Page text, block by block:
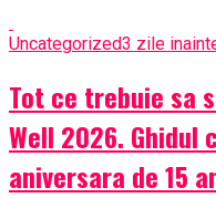
Uncategorized3 zile
Tot ce trebuie sa
Well 2026.
aniversara de 15